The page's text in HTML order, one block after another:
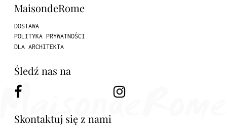
MaisondeRome
DOSTAWA
POLITYKA PRYWATNOŚCI
DLA ARCHITEKTA
Śledź nas na
Skontaktuj się z nami